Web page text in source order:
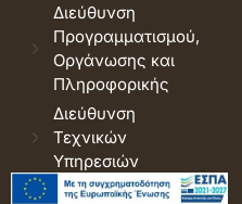
Διεύθυνση
Προγραμματισμού,
Οργάνωσης και
Πληροφορικής
Διεύθυνση
Τεχνικών
Υπηρεσιών
© 2026 Δήμος Δράμας. Όροι